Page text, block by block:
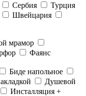
Сербия
Турция
Швейцария
мрамор
Фаянс
Биде напольное
Душевой
Инсталляция +